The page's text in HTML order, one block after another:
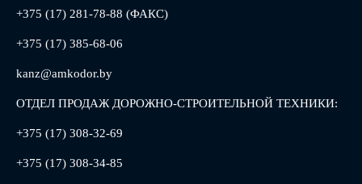
+375 (17) 281-78-88 (ФАКС)
+375 (17) 385-68-06
kanz@amkodor.by
ОТДЕЛ ПРОДАЖ ДОРОЖНО-СТРОИТЕЛЬНОЙ ТЕХНИКИ:
+375 (17) 308-32-69
+375 (17) 308-34-85